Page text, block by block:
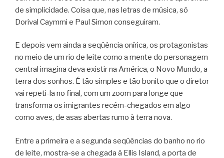
de simplicidade. Coisa que, nas letras de música, só
Dorival Caymmi e Paul Simon conseguiram.
E depois vem ainda a seqüência onírica, os protagonistas
no meio de um rio de leite como a mente do personagem
central imagina deva existir na América, o Novo Mundo, a
terra dos sonhos. É tão simples e tão bonito que o diretor
vai repeti-la no final, com um zoom para longe que
transforma os imigrantes recém-chegados em algo
como aves, de asas abertas rumo à terra nova.
Entre a primeira e a segunda seqüências do banho no rio
de leite, mostra-se a chegada à Ellis Island, a porta de